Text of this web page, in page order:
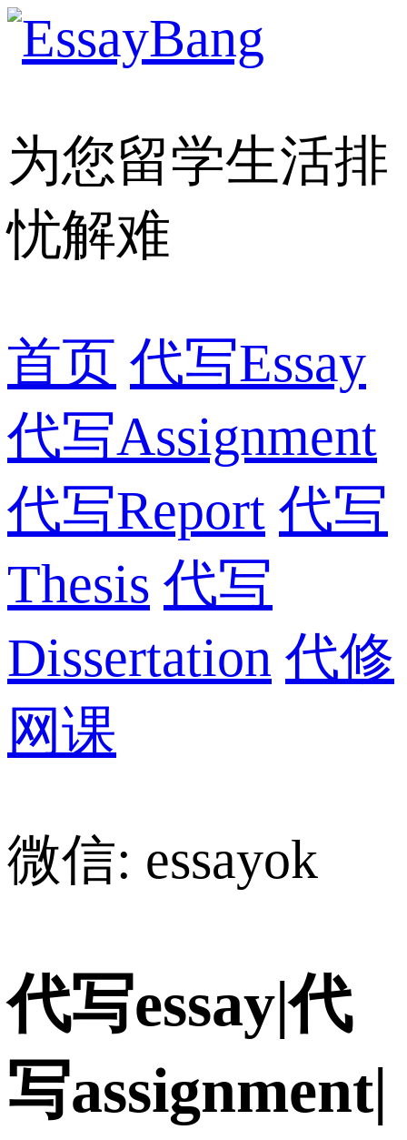
为您留学生活排
忧解难
首页 代写Essay
代写Assignment
代写Report 代写
Thesis 代写
Dissertation 代修
网课
微信: essayok
代写essay|代
写assignment|